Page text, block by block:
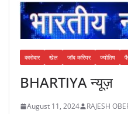
कारोबार खेल जॉब करियर ज्योतिष
BHARTIYA न्यूज़
August 11, 2024 RAJESH